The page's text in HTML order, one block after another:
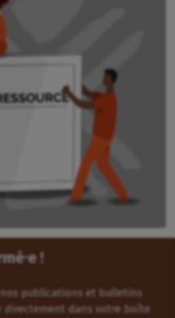
!
publications et bulletins
directement dans votre boîte